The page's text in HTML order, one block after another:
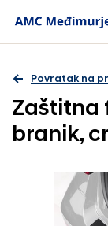
Povratak na
Zaštitna
branik,